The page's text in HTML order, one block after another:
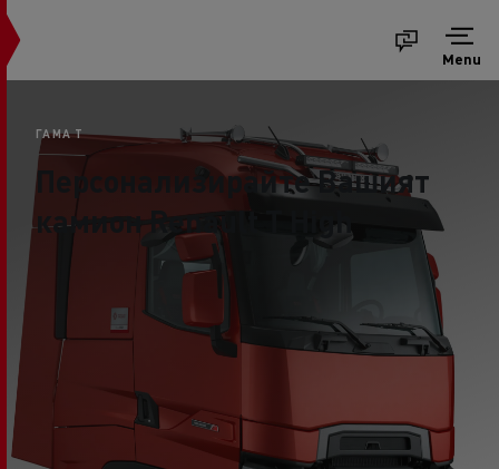
Menu
ГАМА T
Персонализирайте Вашият
камион Renault T High